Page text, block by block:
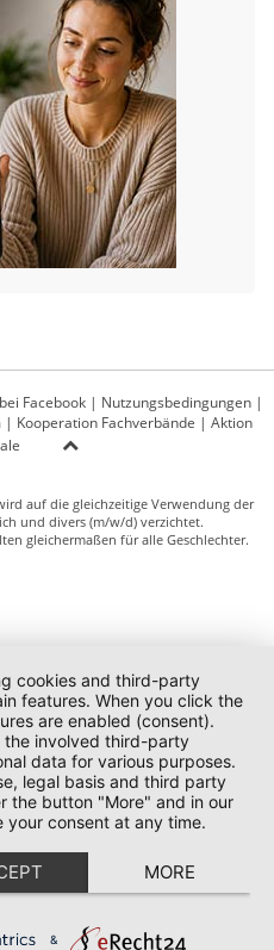
Facebook | Nutzungsbedingungen |
| Kooperation Fachverbände | Aktion
auf die gleichzeitige Verwendung der
und divers (m/w/d) verzichtet.
gleichermaßen für alle Geschlechter.
cookies and third-party
features. When you click the
are enabled (consent).
the involved third-party
data for various purposes.
legal basis and third party
the button "More" and in our
your consent at any time.
MORE
&